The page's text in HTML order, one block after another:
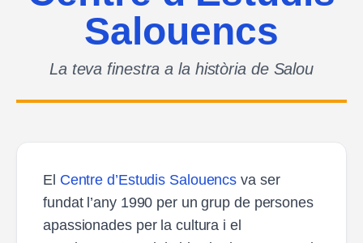
Salouencs
La teva finestra a la història de Salou
El Centre d’Estudis Salouencs va ser
fundat l’any 1990 per un grup de persones
apassionades per la cultura i el